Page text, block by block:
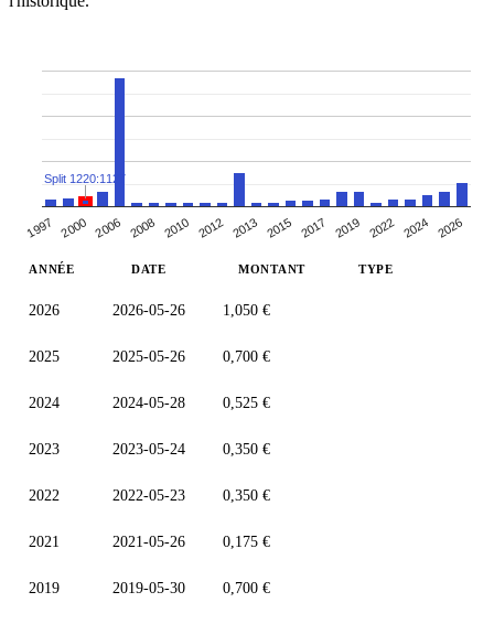
1997 2000 2006 2008 2010 2012 2013 2015 2017 2019 2022 2024 2026
Split 1220:1127
ANNÉE DATE MONTANT TYPE
2026 2026-05-26 1,050 €
2025 2025-05-26 0,700 €
2024 2024-05-28 0,525 €
2023 2023-05-24 0,350 €
2022 2022-05-23 0,350 €
2021 2021-05-26 0,175 €
2019 2019-05-30 0,700 €